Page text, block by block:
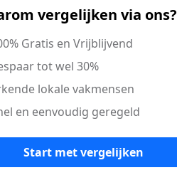
vergelijken via ons?
Gratis en Vrijblijvend
tot wel 30%
lokale vakmensen
en eenvoudig geregeld
Start met vergelijken